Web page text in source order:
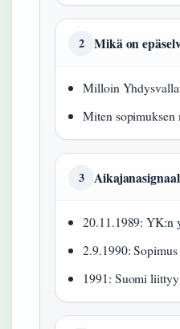
2 Mikä on
Milloin
Miten sopimuksen
3
20.11.1989: YK:n
2.9.1990:
1991: Suomi